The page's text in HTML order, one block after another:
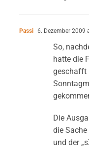
Passi 6. Dezember 2009
So,
hatte die
geschafft
Die
die
und der